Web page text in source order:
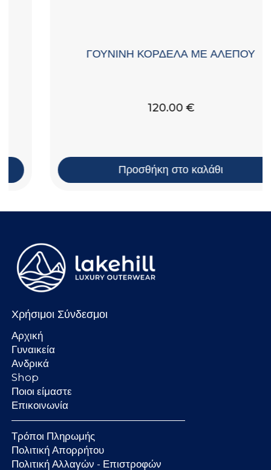
ΓΟΥΝΙΝΗ ΚΟΡΔΕΛΑ ΜΕ ΑΛΕΠΟΥ
120.00€
Προσθήκη στο καλάθι
Χρήσιμοι Σύνδεσμοι
Αρχική
Γυναικεία
Ανδρικά
Shop
Ποιοι είμαστε
Επικοινωνία
Τρόποι Πληρωμής
Πολιτική Απορρήτου
Πολιτική Αλλαγών - Επιστροφών